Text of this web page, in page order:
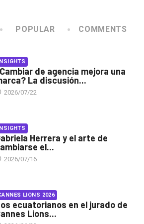
POPULAR COMMENTS
INSIGHTS
de agencia mejora una
La discusión...
2026/07/22
Herrera y el arte de
el...
2026/07/16
LIONS 2026
ecuatorianos en el jurado de
Lions...